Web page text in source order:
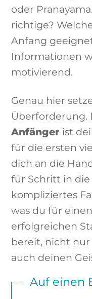
oder
richtige?
Anfang
Informationen
motivierend.
Genau hier
Überforderung.
Anfänger ist
für die ersten
dich an die
für Schritt in die
kompliziertes
was du für
erfolgreichen
bereit, nicht
auch deinen
Auf einen